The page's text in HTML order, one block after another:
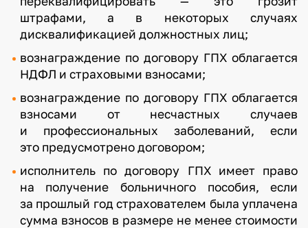
штрафами, а в некоторых случаях
дисквалификацией должностных лиц;
вознаграждение по договору ГПХ облагается
НДФЛ и страховыми взносами;
вознаграждение по договору ГПХ облагается
взносами от несчастных случаев
и профессиональных заболеваний, если
это предусмотрено договором;
исполнитель по договору ГПХ имеет право
на получение больничного пособия, если
за прошлый год страхователем была уплачена
сумма взносов в размере не менее стоимости